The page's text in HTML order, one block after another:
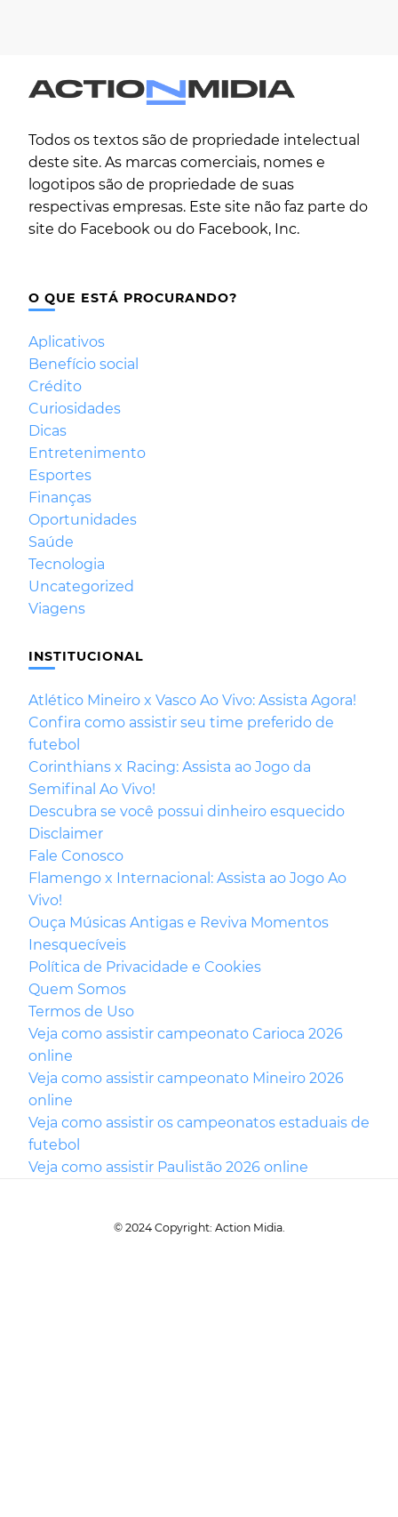
Todos os textos são de propriedade intelectual
deste site. As marcas comerciais, nomes e
logotipos são de propriedade de suas
respectivas empresas. Este site não faz parte do
site do Facebook ou do Facebook, Inc.
O QUE ESTÁ PROCURANDO?
Aplicativos
Benefício social
Crédito
Curiosidades
Dicas
Entretenimento
Esportes
Finanças
Oportunidades
Saúde
Tecnologia
Uncategorized
Viagens
INSTITUCIONAL
Atlético Mineiro x Vasco Ao Vivo: Assista Agora!
Confira como assistir seu time preferido de
futebol
Corinthians x Racing: Assista ao Jogo da
Semifinal Ao Vivo!
Descubra se você possui dinheiro esquecido
Disclaimer
Fale Conosco
Flamengo x Internacional: Assista ao Jogo Ao
Vivo!
Ouça Músicas Antigas e Reviva Momentos
Inesquecíveis
Política de Privacidade e Cookies
Quem Somos
Termos de Uso
Veja como assistir campeonato Carioca 2026
online
Veja como assistir campeonato Mineiro 2026
online
Veja como assistir os campeonatos estaduais de
futebol
Veja como assistir Paulistão 2026 online
© 2024 Copyright: Action Midia.